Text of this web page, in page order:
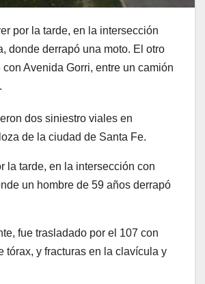
por la tarde, en la intersección
donde derrapó una moto. El otro
Avenida Gorri, entre un camión
dos siniestro viales en
de la ciudad de Santa Fe.
la tarde, en la intersección con
un hombre de 59 años derrapó
fue trasladado por el 107 con
tórax, y fracturas en la clavícula y